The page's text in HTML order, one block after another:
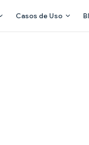
Casos de Uso